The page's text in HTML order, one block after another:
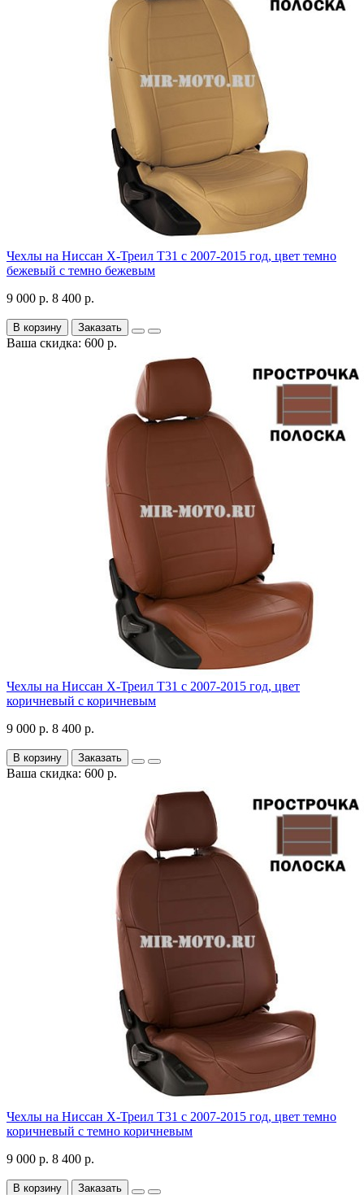
Чехлы на Ниссан Х-Треил Т31 с 2007-2015 год, цвет темно
бежевый с темно бежевым
9 000 р. 8 400 р.
В корзину Заказать
Ваша скидка: 600 р.
Чехлы на Ниссан Х-Треил Т31 с 2007-2015 год, цвет
коричневый с коричневым
9 000 р. 8 400 р.
В корзину Заказать
Ваша скидка: 600 р.
Чехлы на Ниссан Х-Треил Т31 с 2007-2015 год, цвет темно
коричневый с темно коричневым
9 000 р. 8 400 р.
В корзину Заказать